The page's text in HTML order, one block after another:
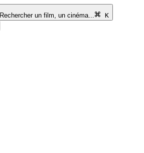
Rechercher un film, un cinéma...
K